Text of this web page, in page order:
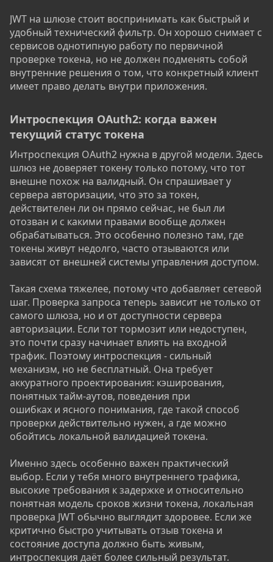
JWT на шлюзе стоит воспринимать как быстрый и
удобный технический фильтр. Он хорошо снимает с
сервисов однотипную работу по первичной
проверке токена, но не должен подменять собой
внутренние решения о том, что конкретный клиент
имеет право делать внутри приложения.
Интроспекция OAuth2: когда важен
текущий статус токена​
Интроспекция OAuth2 нужна в другой модели. Здесь
шлюз не доверяет токену только потому, что тот
внешне похож на валидный. Он спрашивает у
сервера авторизации, что это за токен,
действителен ли он прямо сейчас, не был ли
отозван и с какими правами вообще должен
обрабатываться. Это особенно полезно там, где
токены живут недолго, часто отзываются или
зависят от внешней системы управления доступом.
Такая схема тяжелее, потому что добавляет сетевой
шаг. Проверка запроса теперь зависит не только от
самого шлюза, но и от доступности сервера
авторизации. Если тот тормозит или недоступен,
это почти сразу начинает влиять на входной
трафик. Поэтому интроспекция - сильный
механизм, но не бесплатный. Она требует
аккуратного проектирования: кэширования,
понятных тайм-аутов, поведения при
ошибках и ясного понимания, где такой способ
проверки действительно нужен, а где можно
обойтись локальной валидацией токена.
Именно здесь особенно важен практический
выбор. Если у тебя много внутреннего трафика,
высокие требования к задержке и относительно
понятная модель сроков жизни токена, локальная
проверка JWT обычно выглядит здоровее. Если же
критично быстро учитывать отзыв токена и
состояние доступа должно быть живым,
интроспекция даёт более сильный результат.